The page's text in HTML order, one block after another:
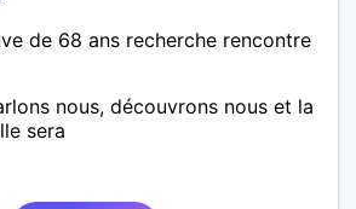
de 68 ans recherche rencontre
nous, découvrons nous et la
sera